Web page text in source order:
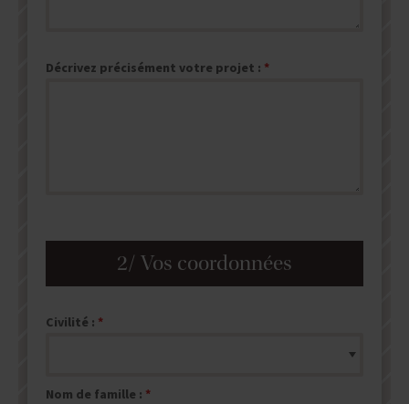
Décrivez précisément votre projet :
2/ Vos coordonnées
Civilité :
Nom de famille :